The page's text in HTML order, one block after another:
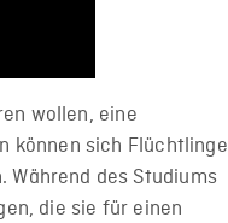
wollen, eine
können sich Flüchtlinge
Während des Studiums
die sie für einen